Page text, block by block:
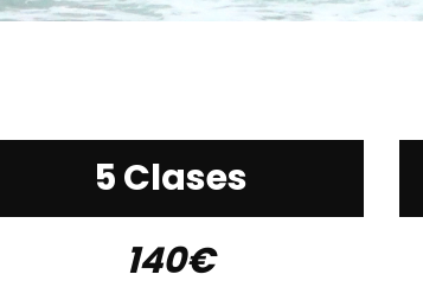
5 Clases
140€